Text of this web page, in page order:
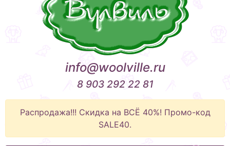
info@woolville.ru
8 903 292 22 81
Распродажа!!! Скидка на ВСЁ 40%! Промо-код
SALE40.